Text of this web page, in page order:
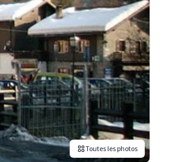
Toutes les photos